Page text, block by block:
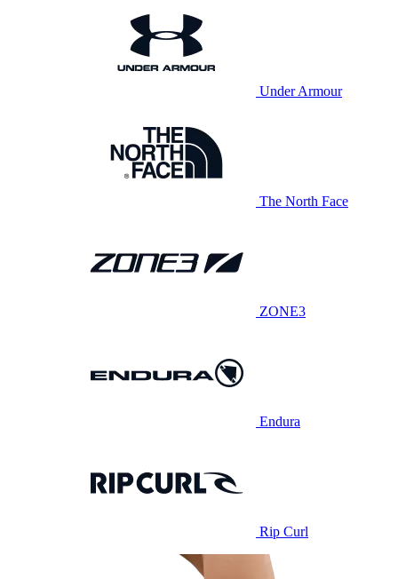
Under Armour
The North Face
ZONE3
Endura
Rip Curl